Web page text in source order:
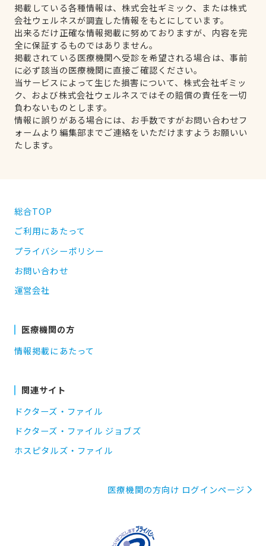
掲載している各種情報は、株式会社ギミック、または株式
会社ウェルネスが調査した情報をもとにしています。
出来るだけ正確な情報掲載に努めておりますが、内容を完
全に保証するものではありません。
掲載されている医療機関へ受診を希望される場合は、事前
に必ず該当の医療機関に直接ご確認ください。
当サービスによって生じた損害について、株式会社ギミッ
ク、および株式会社ウェルネスではその賠償の責任を一切
負わないものとします。
情報に誤りがある場合には、お手数ですがお問い合わせフ
ォームより編集部までご連絡をいただけますようお願いい
たします。
総合TOP
ご利用にあたって
プライバシーポリシー
お問い合わせ
運営会社
医療機関の方
情報掲載にあたって
関連サイト
ドクターズ・ファイル
ドクターズ・ファイル ジョブズ
ホスピタルズ・ファイル
医療機関の方向け ログインページ